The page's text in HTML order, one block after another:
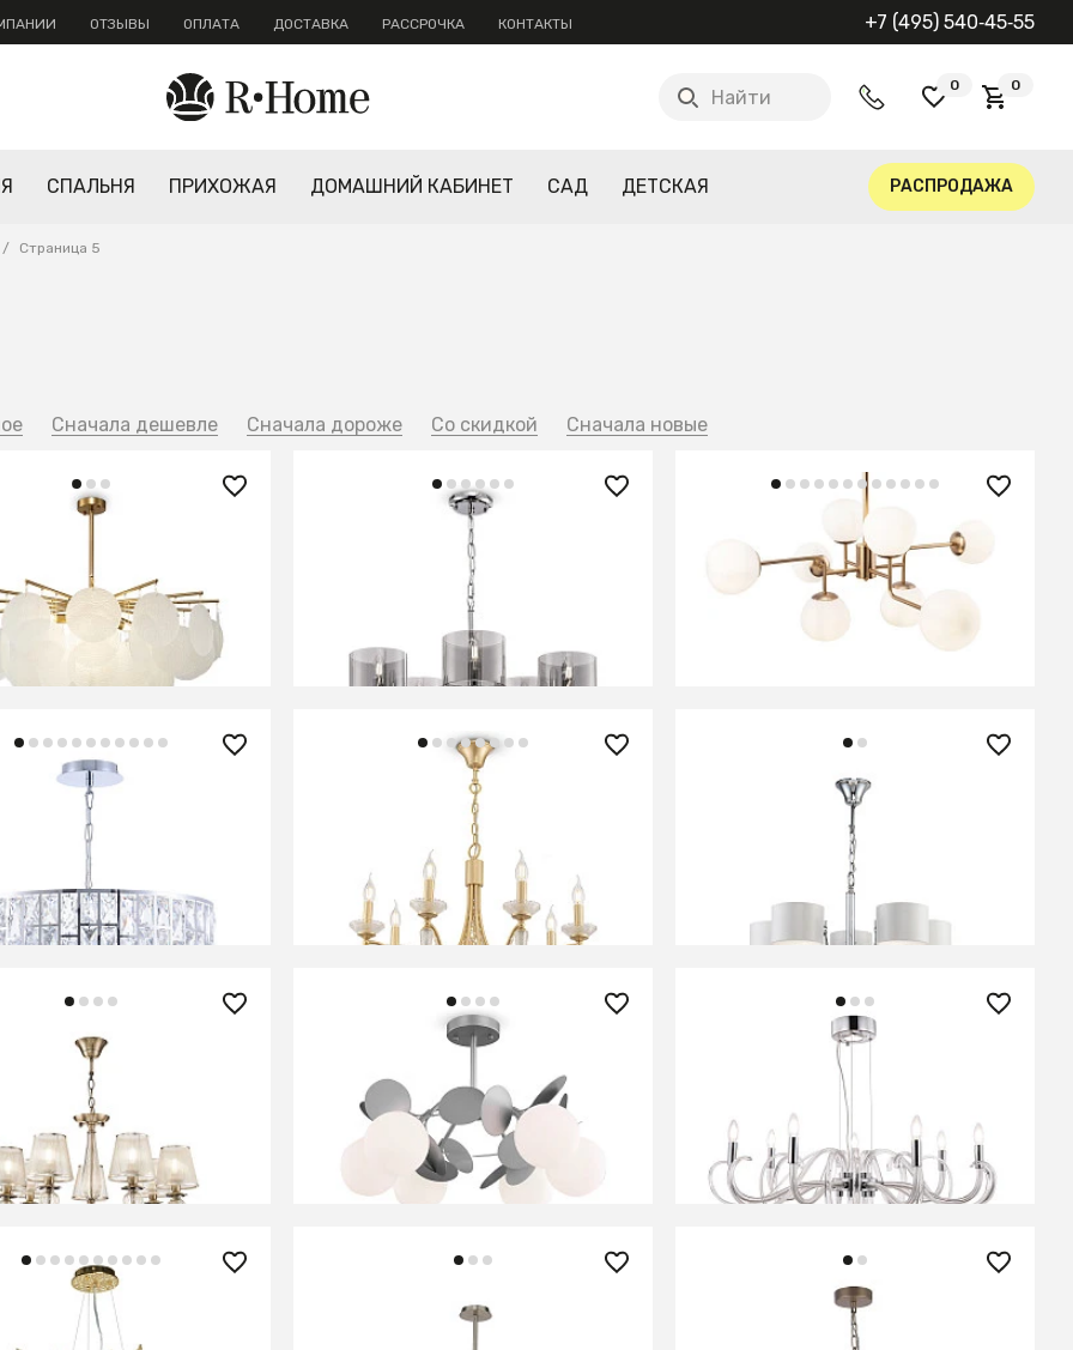
ОТЗЫВЫ ОПЛАТА ДОСТАВКА РАССРОЧКА КОНТАКТЫ +7 (495) 540‑45‑55
Найти
0 0
СПАЛЬНЯ ПРИХОЖАЯ ДОМАШНИЙ КАБИНЕТ САД ДЕТСКАЯ РАСПРОДАЖА
/ Страница 5
Сначала дешевле Сначала дороже Со скидкой Сначала новые
В КОРЗИНУ
Люстра Freya FR5096PL-05CH
В КОРЗИНУ
Люстра Maytoni MOD221-PL-08-G
В КОРЗИНУ
Maytoni MOD184-PL-04-
В КОРЗИНУ
Люстра Freya FR2009PL-07G
В КОРЗИНУ
Люстра Freya FR5012PL-05CH
В КОРЗИНУ
Freya FR2685PL-07BZ
В КОРЗИНУ
Люстра Freya FR5165PL-06S
В КОРЗИНУ
Люстра Maytoni MOD051PL-07TR
В КОРЗИНУ
подвесная De City Лайма
Люстра Maytoni MOD221-PL-12-N Люстра Freya FR5671PL-05G